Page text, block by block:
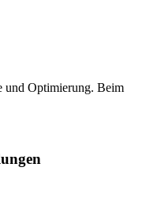
und Optimierung. Beim